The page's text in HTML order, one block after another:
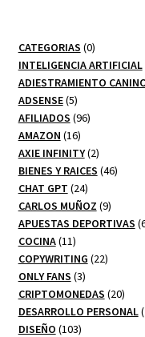
CATEGORIAS 00
productos
INTELIGENCIA ARTIFICIAL
ADIESTRAMIENTO
ADSENSE 55
productos
AFILIADOS 9696
AMAZON 1616
productos
AXIE INFINITY 22
productos
BIENES Y RAICES 4646
CHAT GPT 2424
productos
CARLOS MUÑOZ 99
APUESTAS DEPORTIVAS
COCINA 1111
productos
COPYWRITING 2222
ONLY FANS 33
productos
CRIPTOMONEDAS 2020
DESARROLLO PERSONAL
DISEÑO 103103